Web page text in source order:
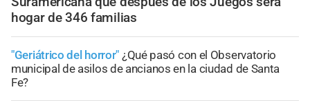
hogar de 346 familias
"Geriátrico del horror" ¿Qué pasó con el Observatorio
municipal de asilos de ancianos en la ciudad de Santa
Fe?